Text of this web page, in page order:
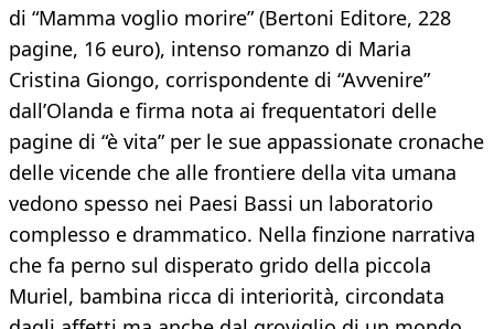
di “Mamma voglio morire” (Bertoni Editore, 228
pagine, 16 euro), intenso romanzo di Maria
Cristina Giongo, corrispondente di “Avvenire”
dall’Olanda e firma nota ai frequentatori delle
pagine di “è vita” per le sue appassionate cronache
delle vicende che alle frontiere della vita umana
vedono spesso nei Paesi Bassi un laboratorio
complesso e drammatico. Nella finzione narrativa
che fa perno sul disperato grido della piccola
Muriel, bambina ricca di interiorità, circondata